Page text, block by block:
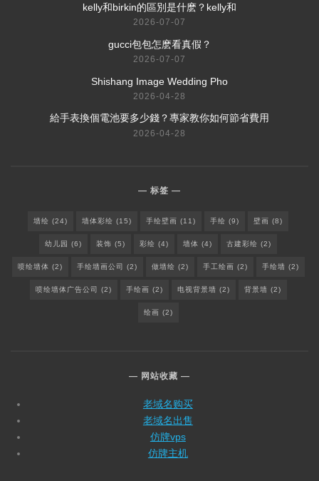
​kelly和birkin的區別是什麽？kelly和
2026-07-07
​gucci包包怎麽看真假？
2026-07-07
Shishang Image Wedding Pho
2026-04-28
給手表換個電池要多少錢？專家教你如何節省費用
2026-04-28
标签
墙绘 (24) 墙体彩绘 (15) 手绘壁画 (11) 手绘 (9) 壁画 (8)
幼儿园 (6) 装饰 (5) 彩绘 (4) 墙体 (4) 古建彩绘 (2)
喷绘墙体 (2) 手绘墙画公司 (2) 做墙绘 (2) 手工绘画 (2) 手绘墙 (2)
喷绘墙体广告公司 (2) 手绘画 (2) 电视背景墙 (2) 背景墙 (2)
绘画 (2)
网站收藏
老域名购买
老域名出售
仿牌vps
仿牌主机